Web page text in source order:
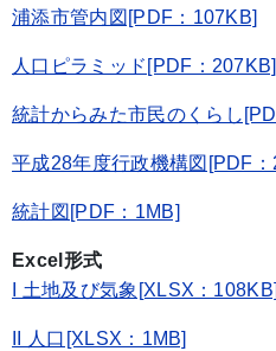
浦添市管内図[PDF：107KB]
人口ピラミッド[PDF：207KB]
統計からみた市民のくらし
平成28年度行政機構図[PDF
統計図[PDF：1MB]
Excel形式
I 土地及び気象[XLSX：108KB]
II 人口[XLSX：1MB]